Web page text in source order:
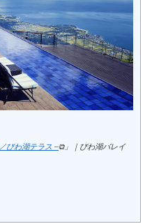
びわ湖テラス –⧉」｜びわ湖バレイ